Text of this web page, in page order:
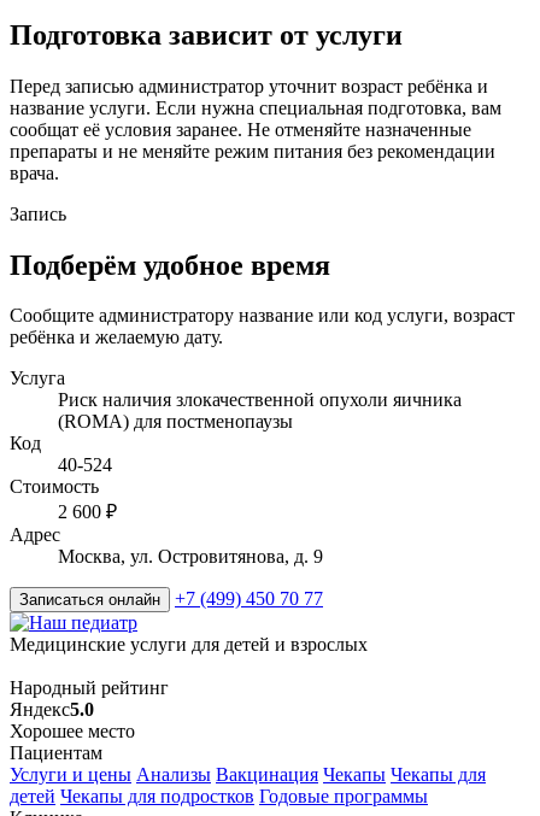
Подготовка зависит от услуги
Перед записью администратор уточнит возраст ребёнка и
название услуги. Если нужна специальная подготовка, вам
сообщат её условия заранее. Не отменяйте назначенные
препараты и не меняйте режим питания без рекомендации
врача.
Запись
Подберём удобное время
Сообщите администратору название или код услуги, возраст
ребёнка и желаемую дату.
Услуга
Риск наличия злокачественной опухоли яичника
(ROMA) для постменопаузы
Код
40-524
Стоимость
2 600 ₽
Адрес
Москва, ул. Островитянова, д. 9
Записаться онлайн +7 (499) 450 70 77
Медицинские услуги для детей и взрослых
Народный рейтинг
Яндекс5.0
Хорошее место
Пациентам
Услуги и цены Анализы Вакцинация Чекапы Чекапы для
детей Чекапы для подростков Годовые программы